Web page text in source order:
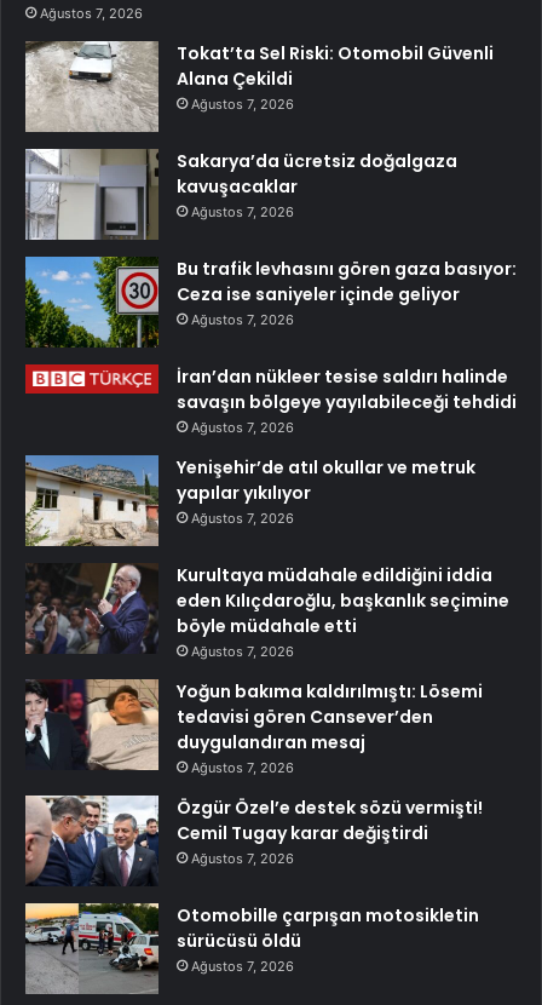
Ağustos 7, 2026
Tokat’ta Sel Riski: Otomobil Güvenli
Alana Çekildi
Ağustos 7, 2026
Sakarya’da ücretsiz doğalgaza
kavuşacaklar
Ağustos 7, 2026
Bu trafik levhasını gören gaza basıyor:
Ceza ise saniyeler içinde geliyor
Ağustos 7, 2026
İran’dan nükleer tesise saldırı halinde
savaşın bölgeye yayılabileceği tehdidi
Ağustos 7, 2026
Yenişehir’de atıl okullar ve metruk
yapılar yıkılıyor
Ağustos 7, 2026
Kurultaya müdahale edildiğini iddia
eden Kılıçdaroğlu, başkanlık seçimine
böyle müdahale etti
Ağustos 7, 2026
Yoğun bakıma kaldırılmıştı: Lösemi
tedavisi gören Cansever’den
duygulandıran mesaj
Ağustos 7, 2026
Özgür Özel’e destek sözü vermişti!
Cemil Tugay karar değiştirdi
Ağustos 7, 2026
Otomobille çarpışan motosikletin
sürücüsü öldü
Ağustos 7, 2026